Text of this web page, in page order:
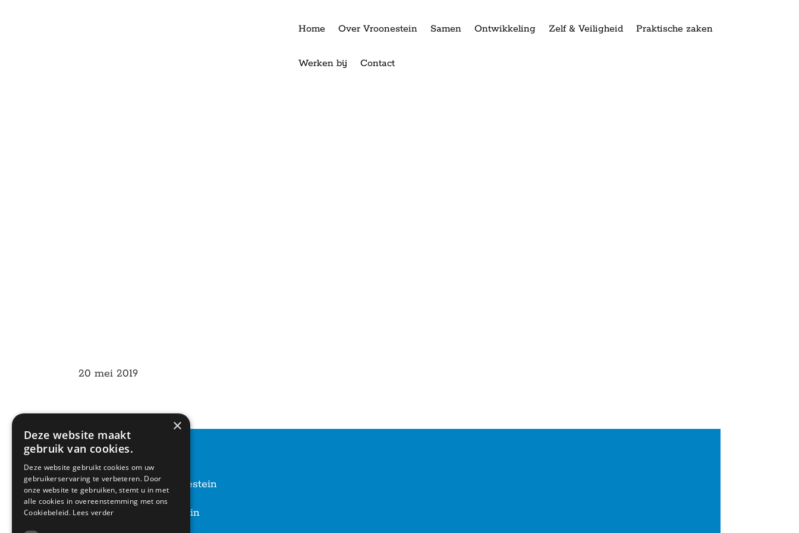
Home Over Vroonestein Samen Ontwikkeling Zelf & Veiligheid Praktische zaken
Werken bij Contact
20 mei 2019
CONTACT
Basisschool Vroonestein
Lohengrinhof 15-17
3438 RA Nieuwegein
×
Deze website maakt
gebruik van cookies.
Deze website gebruikt cookies om uw
gebruikerservaring te verbeteren. Door
onze website te gebruiken, stemt u in met
alle cookies in overeenstemming met ons
Cookiebeleid. Lees verder